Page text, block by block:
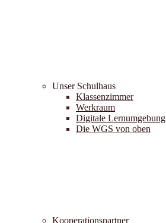
Unser Schulhaus
Klassenzimmer
Werkraum
Digitale Lernumgebung
Die WGS von oben
Kooperationspartner